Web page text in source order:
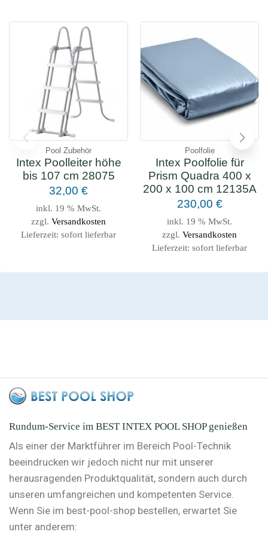
Pool Zubehör
Intex Poolleiter höhe
bis 107 cm 28075
32,00 €
inkl. 19 % MwSt.
zzgl. Versandkosten
Lieferzeit: sofort lieferbar
Poolfolie
Intex Poolfolie für
Prism Quadra 400 x
200 x 100 cm 12135A
230,00 €
inkl. 19 % MwSt.
zzgl. Versandkosten
Lieferzeit: sofort lieferbar
Rundum-Service im BEST INTEX POOL SHOP genießen
Als einer der Marktführer im Bereich Pool-Technik
beeindrucken wir jedoch nicht nur mit unserer
herausragenden Produktqualität, sondern auch durch
unseren umfangreichen und kompetenten Service.
Wenn Sie im best-pool-shop bestellen, erwartet Sie
unter anderem: